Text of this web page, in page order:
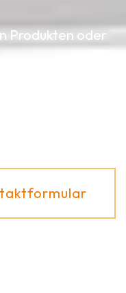
Produkten oder